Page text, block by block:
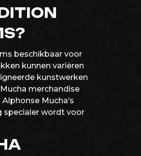
beschikbaar voor
kunnen variëren
kunstwerken
merchandise
Mucha’s
specialer wordt voor